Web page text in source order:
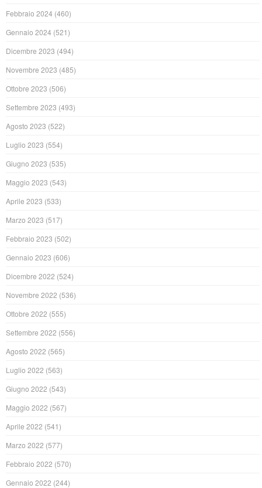
Febbraio 2024 (460)
Gennaio 2024 (521)
Dicembre 2023 (494)
Novembre 2023 (485)
Ottobre 2023 (506)
Settembre 2023 (493)
Agosto 2023 (522)
Luglio 2023 (554)
Giugno 2023 (535)
Maggio 2023 (543)
Aprile 2023 (533)
Marzo 2023 (517)
Febbraio 2023 (502)
Gennaio 2023 (606)
Dicembre 2022 (524)
Novembre 2022 (536)
Ottobre 2022 (555)
Settembre 2022 (556)
Agosto 2022 (565)
Luglio 2022 (563)
Giugno 2022 (543)
Maggio 2022 (567)
Aprile 2022 (541)
Marzo 2022 (577)
Febbraio 2022 (570)
Gennaio 2022 (244)